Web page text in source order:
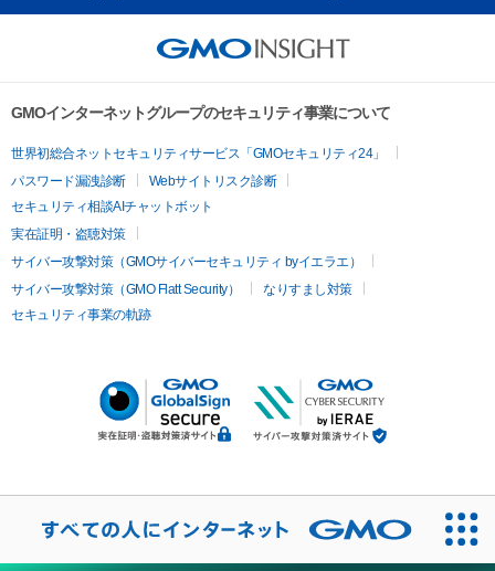
GMOインターネットグループのセキュリティ事業について
世界初総合ネットセキュリティサービス「GMOセキュリティ24」
パスワード漏洩診断
Webサイトリスク診断
セキュリティ相談AIチャットボット
実在証明・盗聴対策
サイバー攻撃対策（GMOサイバーセキュリティ byイエラエ）
サイバー攻撃対策（GMO Flatt Security）
なりすまし対策
セキュリティ事業の軌跡